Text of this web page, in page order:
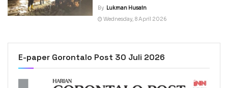
By Lukman Husain
Wednesday, 8 April 2026
E-paper Gorontalo Post 30 Juli 2026